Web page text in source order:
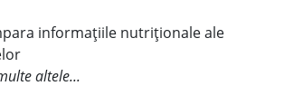
informațiile nutriționale ale
altele...